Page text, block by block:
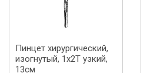
Пинцет хирургический,
изогнутый, 1x2T узкий,
13см